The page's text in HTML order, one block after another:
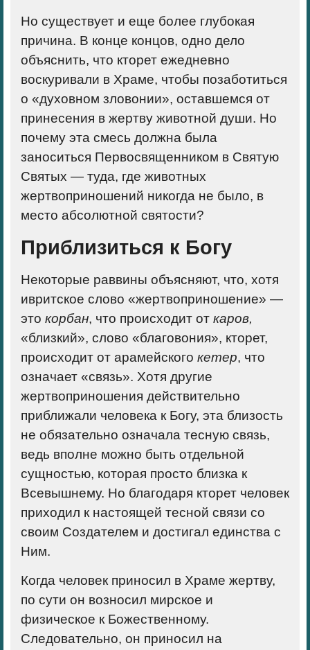
Но существует и еще более глубокая
причина. В конце концов, одно дело
объяснить, что кторет ежедневно
воскуривали в Храме, чтобы позаботиться
о «духовном зловонии», оставшемся от
принесения в жертву животной души. Но
почему эта смесь должна была
заноситься Первосвященником в Святую
Святых — туда, где животных
жертвоприношений никогда не было, в
место абсолютной святости?
Приблизиться к Богу
Некоторые раввины объясняют, что, хотя
ивритское слово «жертвоприношение» —
это корбан, что происходит от каров,
«близкий», слово «благовония», кторет,
происходит от арамейского кетер, что
означает «связь». Хотя другие
жертвоприношения действительно
приближали человека к Богу, эта близость
не обязательно означала тесную связь,
ведь вполне можно быть отдельной
сущностью, которая просто близка к
Всевышнему. Но благодаря кторет человек
приходил к настоящей тесной связи со
своим Создателем и достигал единства с
Ним.
Когда человек приносил в Храме жертву,
по сути он возносил мирское и
физическое к Божественному.
Следовательно, он приносил на